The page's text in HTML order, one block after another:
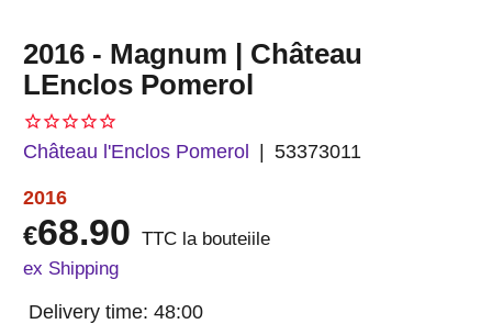
2016 - Magnum | Château
LEnclos Pomerol
Château l'Enclos Pomerol 53373011
2016
€68.90 TTC la bouteiile
ex Shipping
Delivery time: 48:00